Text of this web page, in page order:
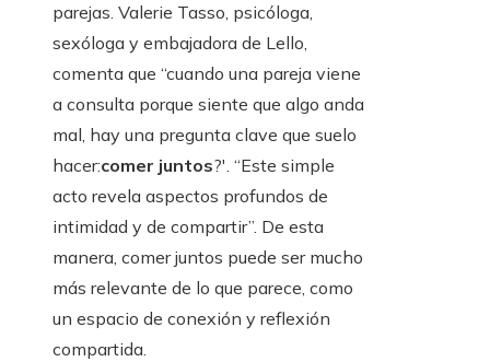
parejas. Valerie Tasso, psicóloga,
sexóloga y embajadora de Lello,
comenta que “cuando una pareja viene
a consulta porque siente que algo anda
mal, hay una pregunta clave que suelo
hacer:comer juntos?'. “Este simple
acto revela aspectos profundos de
intimidad y de compartir”. De esta
manera, comer juntos puede ser mucho
más relevante de lo que parece, como
un espacio de conexión y reflexión
compartida.